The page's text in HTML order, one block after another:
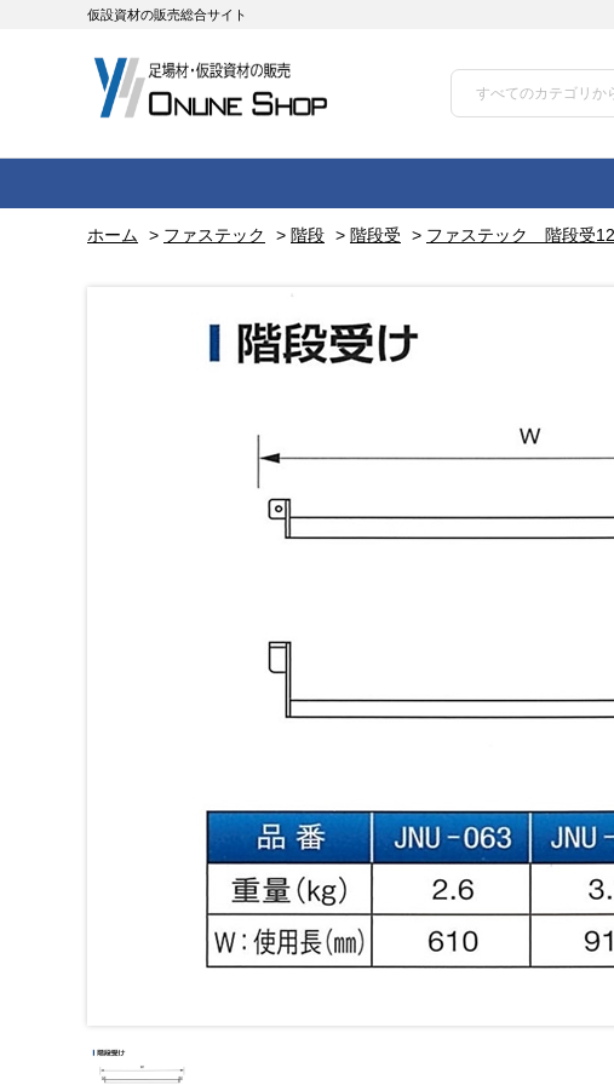
仮設資材の販売総合サイト
ホーム > ファステック > 階段 > 階段受 > ファステック 階段受